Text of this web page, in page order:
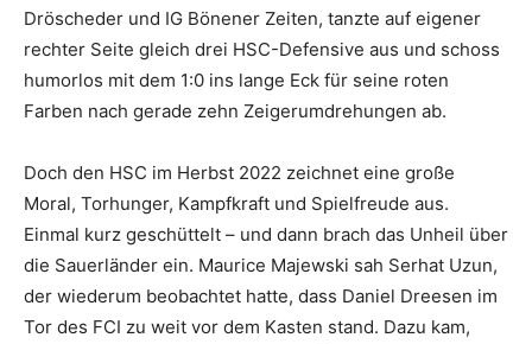
Dröscheder und IG Bönener Zeiten, tanzte auf eigener
rechter Seite gleich drei HSC-Defensive aus und schoss
humorlos mit dem 1:0 ins lange Eck für seine roten
Farben nach gerade zehn Zeigerumdrehungen ab.
Doch den HSC im Herbst 2022 zeichnet eine große
Moral, Torhunger, Kampfkraft und Spielfreude aus.
Einmal kurz geschüttelt – und dann brach das Unheil über
die Sauerländer ein. Maurice Majewski sah Serhat Uzun,
der wiederum beobachtet hatte, dass Daniel Dreesen im
Tor des FCI zu weit vor dem Kasten stand. Dazu kam,